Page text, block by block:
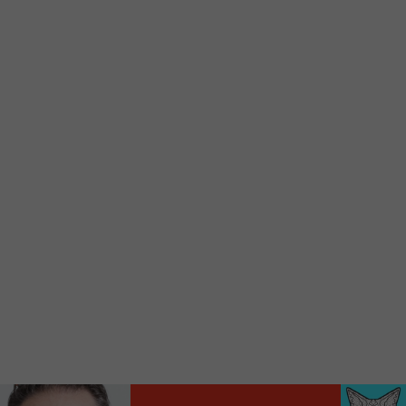
locale vous sont maintenant accessibles en un clic!